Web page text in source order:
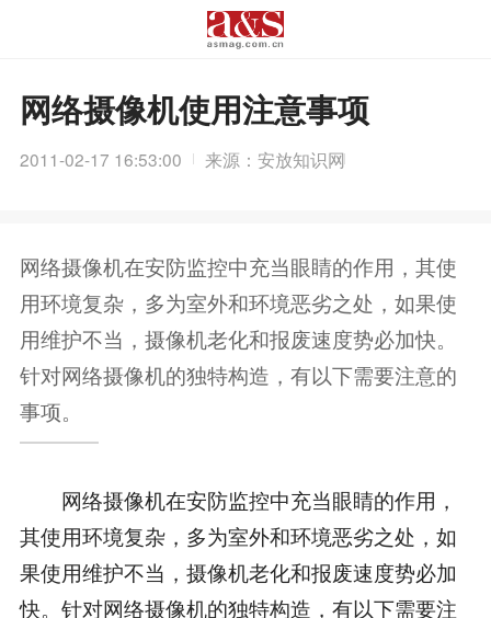
网络摄像机使用注意事项
2011-02-17 16:53:00 来源：安放知识网
网络摄像机在安防监控中充当眼睛的作用，其使
用环境复杂，多为室外和环境恶劣之处，如果使
用维护不当，摄像机老化和报废速度势必加快。
针对网络摄像机的独特构造，有以下需要注意的
事项。
网络摄像机在安防监控中充当眼睛的作用，
其使用环境复杂，多为室外和环境恶劣之处，如
果使用维护不当，摄像机老化和报废速度势必加
快。针对网络摄像机的独特构造，有以下需要注